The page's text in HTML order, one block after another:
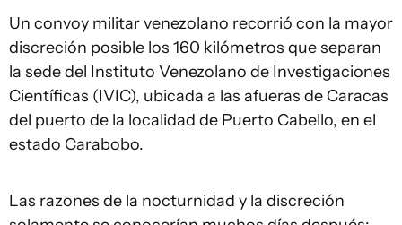
Un convoy militar venezolano recorrió con la mayor
discreción posible los 160 kilómetros que separan
la sede del Instituto Venezolano de Investigaciones
Científicas (IVIC), ubicada a las afueras de Caracas
del puerto de la localidad de Puerto Cabello, en el
estado Carabobo.
Las razones de la nocturnidad y la discreción